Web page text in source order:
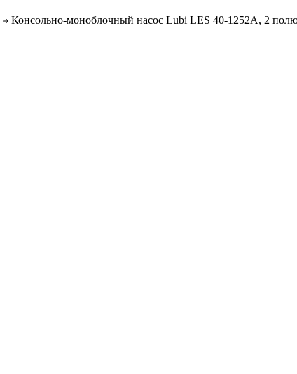
Консольно-моноблочный насос Lubi LES 40-1252A, 2